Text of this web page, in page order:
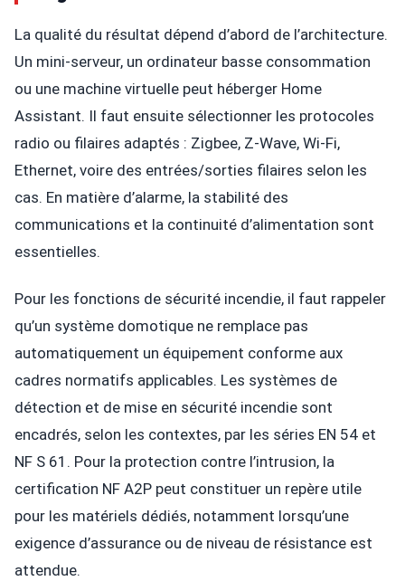
La qualité du résultat dépend d’abord de l’architecture.
Un mini-serveur, un ordinateur basse consommation
ou une machine virtuelle peut héberger Home
Assistant. Il faut ensuite sélectionner les protocoles
radio ou filaires adaptés : Zigbee, Z-Wave, Wi-Fi,
Ethernet, voire des entrées/sorties filaires selon les
cas. En matière d’alarme, la stabilité des
communications et la continuité d’alimentation sont
essentielles.
Pour les fonctions de sécurité incendie, il faut rappeler
qu’un système domotique ne remplace pas
automatiquement un équipement conforme aux
cadres normatifs applicables. Les systèmes de
détection et de mise en sécurité incendie sont
encadrés, selon les contextes, par les séries EN 54 et
NF S 61. Pour la protection contre l’intrusion, la
certification NF A2P peut constituer un repère utile
pour les matériels dédiés, notamment lorsqu’une
exigence d’assurance ou de niveau de résistance est
attendue.